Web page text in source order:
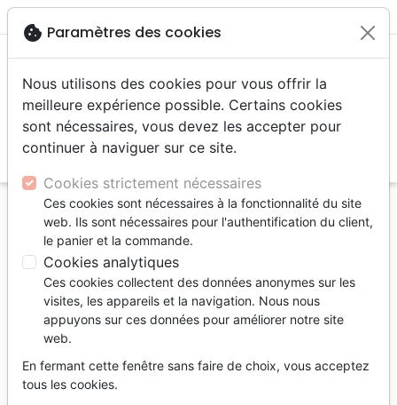
menu
Accueil Livres
Souffrance, Relation d'aide
Relation d'aide
Makarios - Ou en route vers le bonheur [Dossier
Vivre N°28]
Makarios
Ou en route vers le bonheur [Dossier
Vivre N°28]
Auteur :Manfred Engeli
cookie Paramètres des cookies
Nous utilisons des cookies pour vous offrir la
meilleure expérience possible. Certains cookies
sont nécessaires, vous devez les accepter pour
continuer à naviguer sur ce site.
Cookies strictement nécessaires
Ces cookies sont nécessaires à la fonctionnalité du site
web. Ils sont nécessaires pour l'authentification du client,
le panier et la commande.
Cookies analytiques
Ces cookies collectent des données anonymes sur les
visites, les appareils et la navigation. Nous nous
appuyons sur ces données pour améliorer notre site
web.
En fermant cette fenêtre sans faire de choix, vous acceptez
tous les cookies.